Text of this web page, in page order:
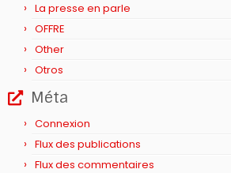
La presse en parle
OFFRE
Other
Otros
Méta
Connexion
Flux des publications
Flux des commentaires